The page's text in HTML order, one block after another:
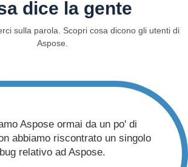
dice la gente
sulla parola. Scopri cosa dicono gli utenti di
Aspose.
Aspose ormai da un po' di
abbiamo riscontrato un singolo
bug relativo ad Aspose.